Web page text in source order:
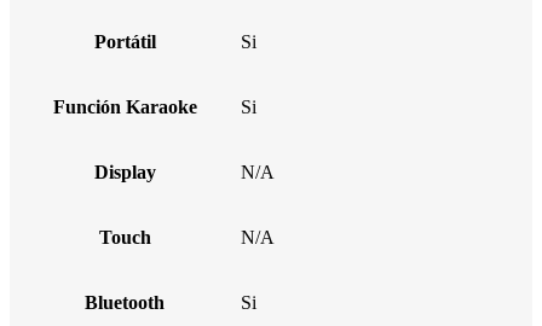
Portátil Si
Función Karaoke Si
Display N/A
Touch N/A
Bluetooth Si